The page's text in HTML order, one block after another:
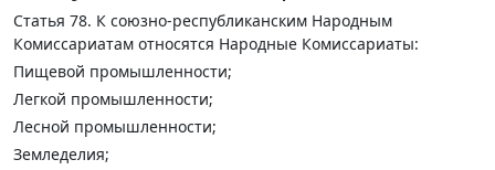
Статья 78. К союзно-республиканским Народным
Комиссариатам относятся Народные Комиссариаты:
Пищевой промышленности;
Легкой промышленности;
Лесной промышленности;
Земледелия;